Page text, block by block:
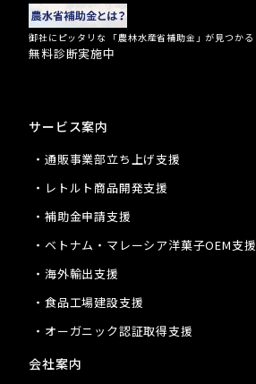
御社にピッタリな 「農林水産省補助金」が見つかる
無料診断実施中
サービス案内
・通販事業部立ち上げ支援
・レトルト商品開発支援
・補助金申請支援
・ベトナム・マレーシア洋菓子OEM支援
・海外輸出支援
・食品工場建設支援
・オーガニック認証取得支援
会社案内